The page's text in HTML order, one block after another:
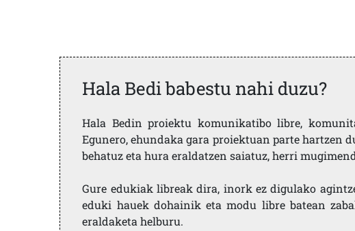
Hala Bedi babestu nahi duzu?
Hala Bedin proiektu komunikatibo libre,
Egunero, ehundaka gara proiektuan parte hartzen
behatuz eta hura eraldatzen saiatuz, herri
Gure edukiak libreak dira, inork ez digulako
eduki hauek dohainik eta modu libre batean
eraldaketa helburu.